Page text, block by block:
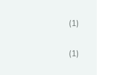
(1)
(1)